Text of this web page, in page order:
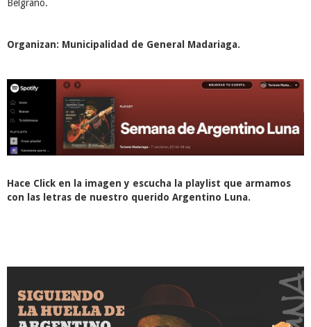
Belgrano.
Organizan: Municipalidad de General Madariaga.
Hace Click en la imagen y escucha la playlist que armamos
con las letras de nuestro querido Argentino Luna.